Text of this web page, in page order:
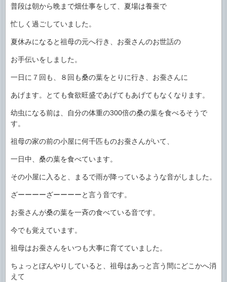
普段は朝から晩まで畑仕事をして、夏場は養蚕で
忙しく過ごしていました。
夏休みになると祖母の元へ行き、お蚕さんのお世話の
お手伝いをしました。
一日に７回も、８回も桑の葉をとりに行き、お蚕さんに
あげます。とても食欲旺盛であげてもあげてもなくなります。
幼虫になる前は、自分の体重の300倍の桑の葉を食べるそうで
す。
祖母の家の前の小屋に何千匹ものお蚕さんがいて、
一日中、桑の葉を食べています。
その小屋に入ると、まるで雨が降っているような音がしました。
ざーーーーざーーーーと言う音です。
お蚕さんが桑の葉を一斉の食べている音です。
今でも覚えています。
祖母はお蚕さんをいつも大事に育てていました。
ちょっとぼんやりしていると、祖母はあっと言う間にどこかへ消
えて